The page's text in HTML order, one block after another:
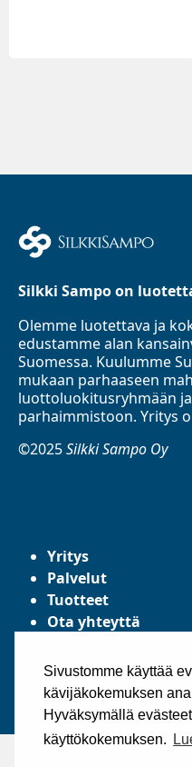
Sivustomme käyttää
kävijäkokemuksen
Hyväksymällä
käyttökokemuksen.
Silkki Sampo on
Olemme luotettava ja
edustamme alan
Suomessa. Kuulumme
mukaan parhaaseen
luottoluokitusryhmään
parhaimmistoon. Yritys
©2025Silkki Sampo Oy
Yritys
Palvelut
Tuotteet
Ota yhteyttä
Yleiset